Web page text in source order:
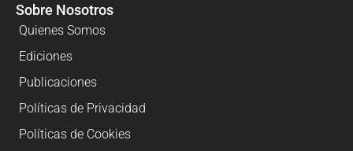
Sobre Nosotros
Quienes Somos
Ediciones
Publicaciones
Políticas de Privacidad
Políticas de Cookies